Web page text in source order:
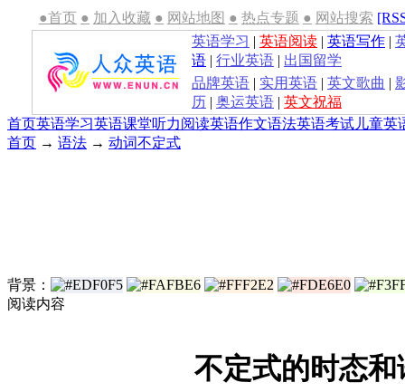
●首页 ● 加入收藏 ● 网站地图 ● 热点专题 ● 网站搜索
英语学习 | 英语阅读 | 英语写作 |
语 | 行业英语 | 出国留学
品牌英语 | 实用英语 | 英文歌曲 |
历 | 奥运英语 | 英文祝福
首页英语学习英语课堂听力阅读英语作文语法英语考试 儿童英
首页 → 语法 → 动词不定式
背景：
阅读内容
不定式的时态和